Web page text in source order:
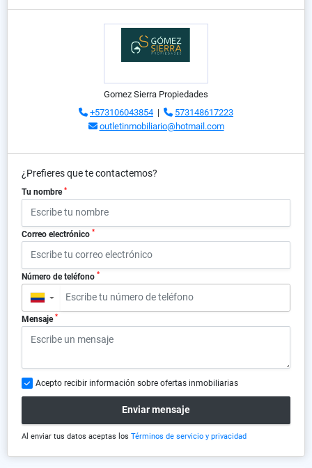
Gomez Sierra Propiedades
+573106043854 |
573148617223
outletinmobiliario@hotmail.com
¿Prefieres que te contactemos?
Tu nombre *
Correo electrónico *
Número de teléfono *
▼
Mensaje *
Acepto recibir información sobre ofertas inmobiliarias
Enviar mensaje
Al enviar tus datos aceptas los Términos de servicio y privacidad